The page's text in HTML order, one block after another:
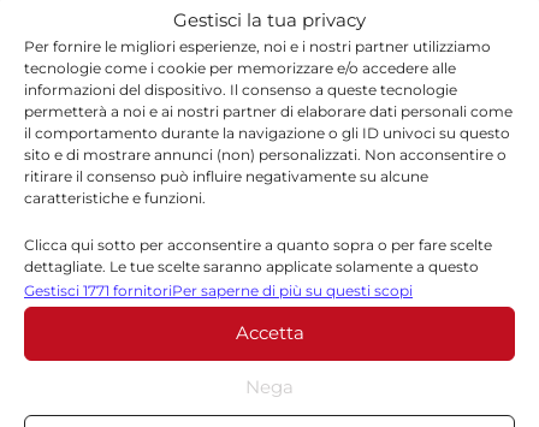
Gestisci la tua privacy
Per fornire le migliori esperienze, noi e i nostri partner utilizziamo
tecnologie come i cookie per memorizzare e/o accedere alle
informazioni del dispositivo. Il consenso a queste tecnologie
permetterà a noi e ai nostri partner di elaborare dati personali come
il comportamento durante la navigazione o gli ID univoci su questo
sito e di mostrare annunci (non) personalizzati. Non acconsentire o
ritirare il consenso può influire negativamente su alcune
caratteristiche e funzioni.
Clicca qui sotto per acconsentire a quanto sopra o per fare scelte
dettagliate. Le tue scelte saranno applicate solamente a questo
sito. È possibile modificare le impostazioni in qualsiasi momento,
compreso il ritiro del consenso, utilizzando i pulsanti della Cookie
Policy o cliccando sul pulsante di gestione del consenso nella parte
inferiore dello schermo.
Statistiche
Gestisci 1771 fornitoriPer saperne di più su questi scopi
Accetta
Nega
le condizioni lo rendono necessario, seguendo
i protocolli previsti per la gestione delle
emergenze legate all’attività dell’Etna.
Sac ha annunciato che saranno diffusi nuovi
dell’evoluzione dell’eruzione e delle
valutazioni delle autorità competenti.